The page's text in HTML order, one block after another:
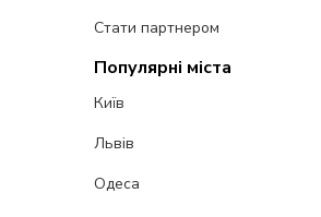
Стати партнером
Популярні міста
Київ
Львів
Одеса